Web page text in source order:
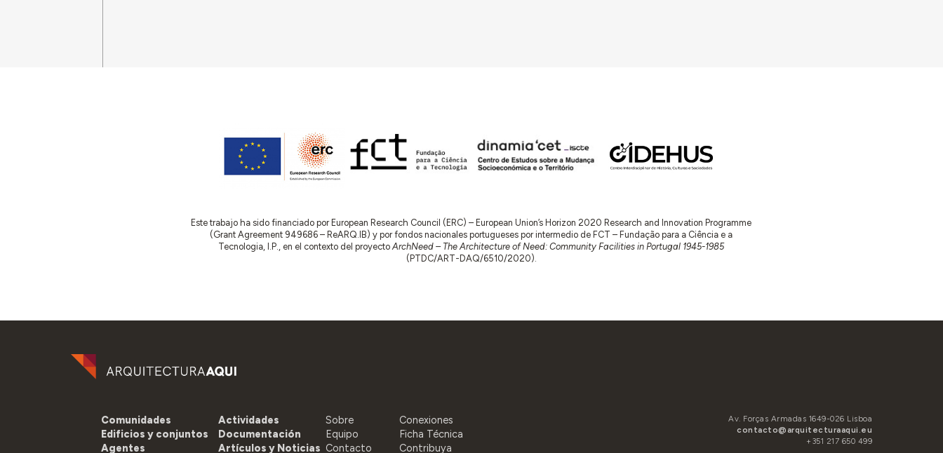
Este trabajo ha sido financiado por European Research Council (ERC) – European Union’s Horizon 2020 Research and Innovation Programme
(Grant Agreement 949686 – ReARQ.IB) y por fondos nacionales portugueses por intermedio de FCT – Fundação para a Ciência e a
Tecnologia, I.P., en el contexto del proyectoArchNeed – The Architecture of Need: Community Facilities in Portugal 1945-1985
(PTDC/ART-DAQ/6510/2020).
Comunidades
Edificios y conjuntos
Agentes
Actividades
Documentación
Artículos y Noticias
Sobre
Equipo
Contacto
Conexiones
Ficha Técnica
Contribuya
Av. Forças Armadas 1649-026 Lisboa
contacto@arquitecturaaqui.eu
+351 217 650 499